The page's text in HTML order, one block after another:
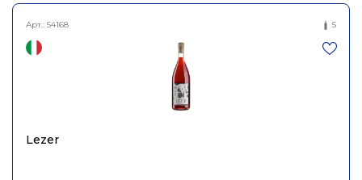
натуральне сухе біле
Вейсбургундер Ам Кройз
2020, Wasenhaus 0,75л
Арт.: 54168 5
Lezer